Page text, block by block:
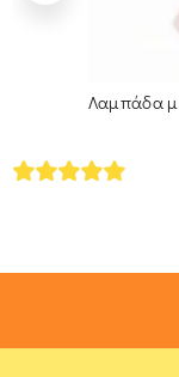
Λαμπάδα